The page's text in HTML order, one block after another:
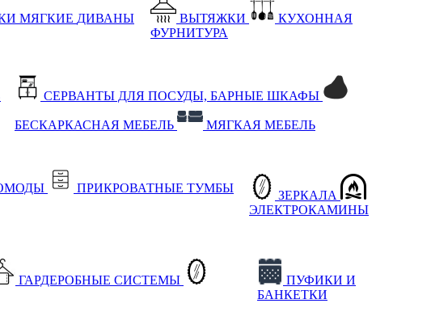
МЯГКИЕ ДИВАНЫ
ВЫТЯЖКИ
КУХОННАЯ
ФУРНИТУРА
СЕРВАНТЫ ДЛЯ ПОСУДЫ, БАРНЫЕ ШКАФЫ
БЕСКАРКАСНАЯ МЕБЕЛЬ МЯГКАЯ МЕБЕЛЬ
ПРИКРОВАТНЫЕ ТУМБЫ
ЗЕРКАЛА
ЭЛЕКТРОКАМИНЫ
ГАРДЕРОБНЫЕ СИСТЕМЫ
ПУФИКИ И
БАНКЕТКИ